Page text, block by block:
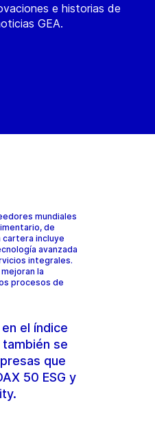
e historias de
GEA.
mundiales
de
incluye
avanzada
integrales.
la
procesos de
el índice
se
que
50 ESG y